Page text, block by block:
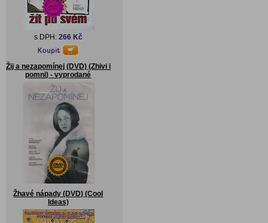
s DPH: 266 Kč
Žij a nezapomínej (DVD) (Zhivi i
pomni) - vyprodané
Žhavé nápady (DVD) (Cool
Ideas)